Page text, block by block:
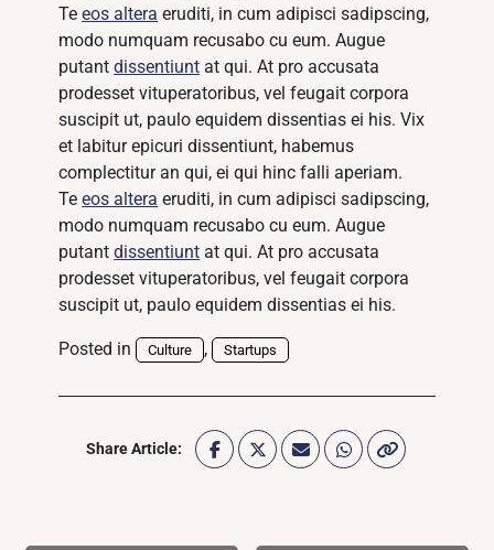
Teeos altera eruditi, in cum adipisci sadipscing,
modo numquam recusabo cu eum. Augue
putantdissentiunt at qui. At pro accusata
prodesset vituperatoribus, vel feugait corpora
suscipit ut, paulo equidem dissentias ei his. Vix
et labitur epicuri dissentiunt, habemus
complectitur an qui, ei qui hinc falli aperiam.
Teeos altera eruditi, in cum adipisci sadipscing,
modo numquam recusabo cu eum. Augue
putantdissentiunt at qui. At pro accusata
prodesset vituperatoribus, vel feugait corpora
suscipit ut, paulo equidem dissentias ei his.
Posted in Culture , Startups
Share Article: